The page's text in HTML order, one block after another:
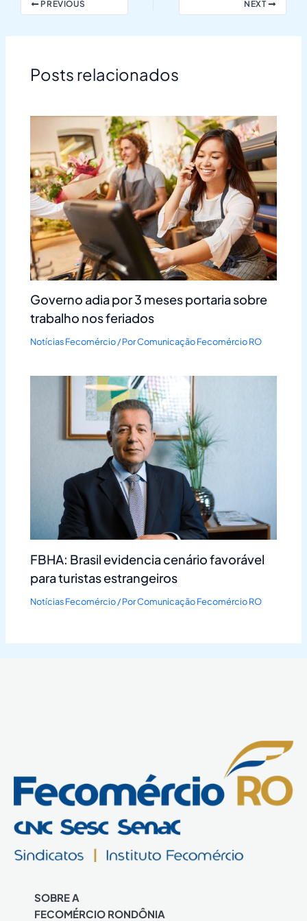
PREVIOUS NEXT
Posts relacionados
Governo adia por 3 meses portaria sobre
trabalho nos feriados
Notícias Fecomércio/ PorComunicação Fecomércio RO
FBHA: Brasil evidencia cenário favorável
para turistas estrangeiros
Notícias Fecomércio/ PorComunicação Fecomércio RO
SOBRE A
FECOMÉRCIO RONDÔNIA